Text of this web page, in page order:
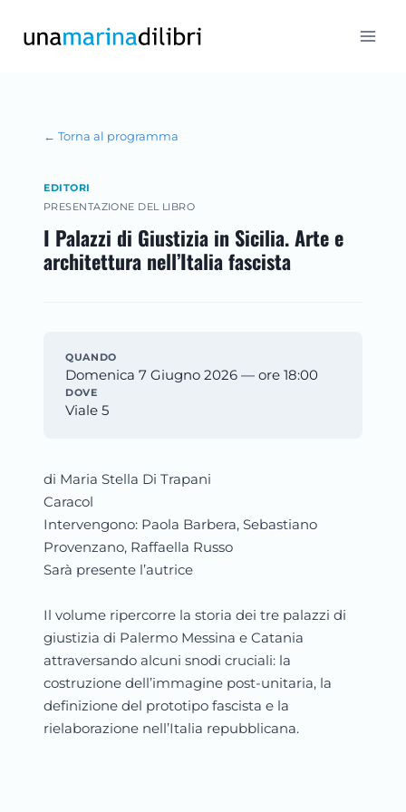
← Torna al programma
EDITORI
PRESENTAZIONE DEL LIBRO
I Palazzi di Giustizia in Sicilia. Arte e
architettura nell’Italia fascista
QUANDO
Domenica 7 Giugno 2026 — ore 18:00
DOVE
Viale 5
di Maria Stella Di Trapani
Caracol
Intervengono: Paola Barbera, Sebastiano
Provenzano, Raffaella Russo
Sarà presente l’autrice
Il volume ripercorre la storia dei tre palazzi di
giustizia di Palermo Messina e Catania
attraversando alcuni snodi cruciali: la
costruzione dell’immagine post-unitaria, la
definizione del prototipo fascista e la
rielaborazione nell’Italia repubblicana.